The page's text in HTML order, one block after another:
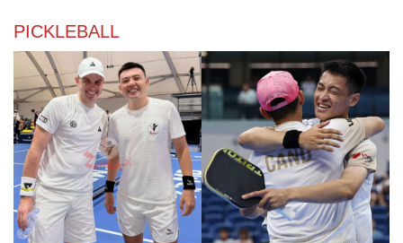
PICKLEBALL